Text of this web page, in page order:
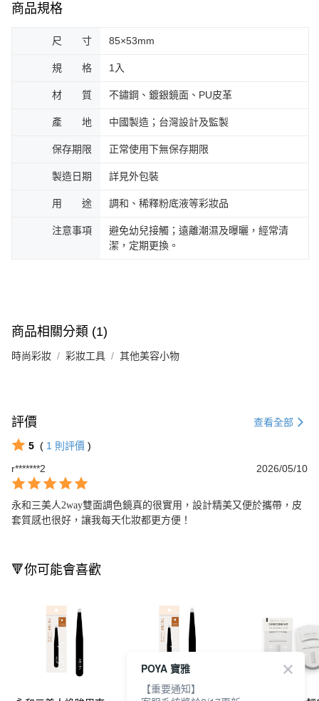
商品規格
尺 寸 85×53mm
規 格 1入
材 質 不鏽鋼、鍍銀鏡面、PU皮革
產 地 中國製造；台灣設計及監製
保存期限 正常使用下無保存期限
製造日期 詳見外包裝
用 途 調和、稀釋粉底液等彩妝品
注意事項
避免幼兒接觸；遠離潮濕及曝曬，經常清
潔，定期更換。
商品相關分類 (1)
時尚彩妝 彩妝工具 其他美容小物
評價 查看全部
5 ( 1 則評價 )
r*******2
2026/05/10
永和三美人2way雙面調色鏡真的很實用，設計精美又便於攜帶，皮
套質感也很好，讓我每天化妝都更方便！
🔻你可能會喜歡
POYA 寶雅
【重要通知】